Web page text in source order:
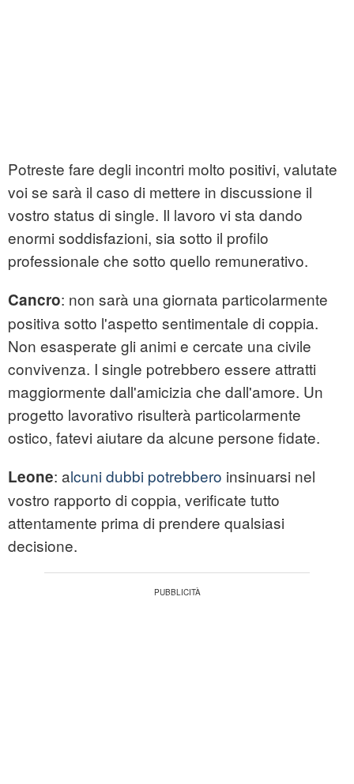
Potreste fare degli incontri molto positivi, valutate
voi se sarà il caso di mettere in discussione il
vostro status di single. Il lavoro vi sta dando
enormi soddisfazioni, sia sotto il profilo
professionale che sotto quello remunerativo.
Cancro: non sarà una giornata particolarmente
positiva sotto l'aspetto sentimentale di coppia.
Non esasperate gli animi e cercate una civile
convivenza. I single potrebbero essere attratti
maggiormente dall'amicizia che dall'amore. Un
progetto lavorativo risulterà particolarmente
ostico, fatevi aiutare da alcune persone fidate.
Leone: alcuni dubbi potrebbero insinuarsi nel
vostro rapporto di coppia, verificate tutto
attentamente prima di prendere qualsiasi
decisione.